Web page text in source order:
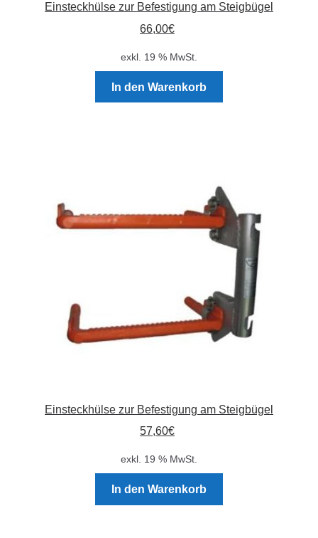
GaLaBau
Schachtzubehör
Stadtmöblierung
Vermessung
Einsteckhülse zur Befestigung am Steigbügel
66,00€
exkl. 19 % MwSt.
In den Warenkorb
Einsteckhülse zur Befestigung am Steigbügel
57,60€
exkl. 19 % MwSt.
In den Warenkorb